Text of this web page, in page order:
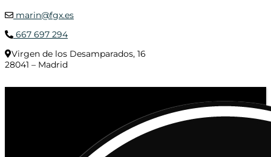
marin@fgx.es
667 697 294
Virgen de los Desamparados, 16
28041 – Madrid